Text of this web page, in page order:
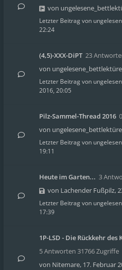
von
Letzter Beitrag von
22:24
(4,5)-XXX-DiPT 23
von ungelesene_bettlektüre
Letzter Beitrag von
2016, 20:05
Pilz-Sammel-Thread 2016
von ungelesene_bettlektüre
Letzter Beitrag von
19:11
Heute im Garten... 3
von Lachender Fußpilz,
Letzter Beitrag von
17:39
1P-LSD - Die Rückkehr des
5 Antworten 31766 Zugriffe
von Nitemare, 17. Februar